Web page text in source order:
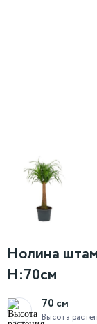
Нолина
H:70см
Высота
70 см